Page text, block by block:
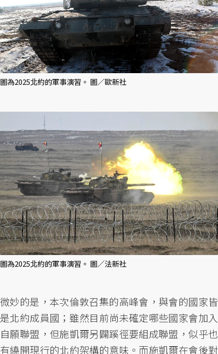
圖為2025北約的軍事演習。 圖／歐新社
圖為2025北約的軍事演習。 圖／法新社
微妙的是，本次倫敦召集的高峰會，與會的國家皆
是北約成員國；雖然目前尚未確定哪些國家會加入
自願聯盟，但施凱爾另闢蹊徑要組成聯盟，似乎也
有繞開現行的北約架構的意味。而施凱爾在會後對